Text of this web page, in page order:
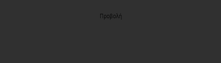
Προβολή